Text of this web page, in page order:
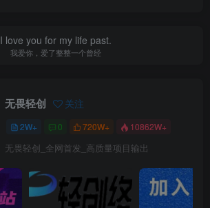
I love you for my life past.
我爱你，爱了整整一个曾经
无畏轻创 关注
2W+ 0 720W+ 10862W+
无畏轻创_全网首发_高质量项目输出